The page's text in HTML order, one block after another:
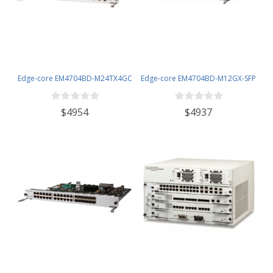
Edge-core EM4704BD-M24TX4GC
$4954
Edge-core EM4704BD-M12GX-SFP
$4937